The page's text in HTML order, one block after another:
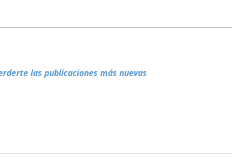
las publicaciones más nuevas